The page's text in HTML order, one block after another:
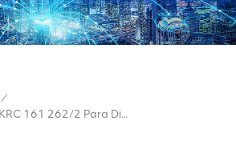
/
Ericsson RRUS12 B8 KRC 161 262/2 Para Dispositivo RRU